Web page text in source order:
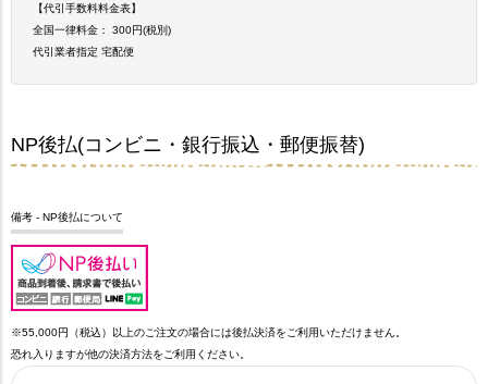
【代引手数料料金表】
全国一律料金： 300円(税別)
代引業者指定 宅配便
NP後払(コンビニ・銀行振込・郵便振替)
備考 - NP後払について
※55,000円（税込）以上のご注文の場合には後払決済をご利用いただけません。
恐れ入りますが他の決済方法をご利用ください。